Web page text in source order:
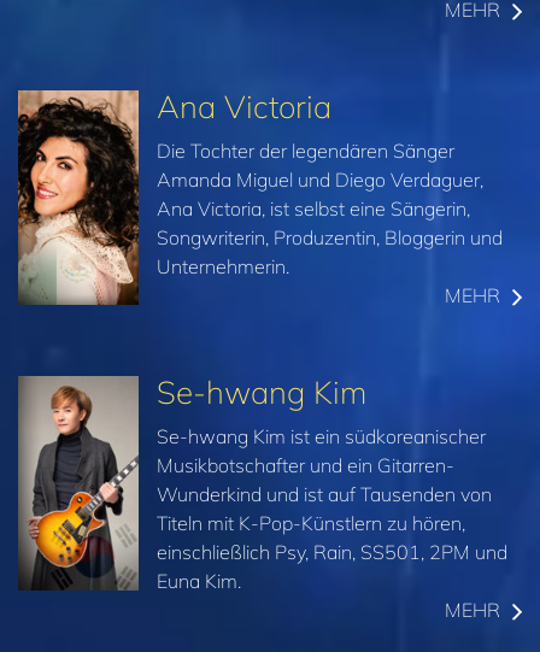
MEHR
Ana Victoria
Die Tochter der legendären Sänger
Amanda Miguel und Diego Verdaguer,
Ana Victoria, ist selbst eine Sängerin,
Songwriterin, Produzentin, Bloggerin und
Unternehmerin.
MEHR
Se-hwang Kim
Se-hwang Kim ist ein südkoreanischer
Musikbotschafter und ein Gitarren-
Wunderkind und ist auf Tausenden von
Titeln mit K-Pop-Künstlern zu hören,
einschließlich Psy, Rain, SS501, 2PM und
Euna Kim.
MEHR